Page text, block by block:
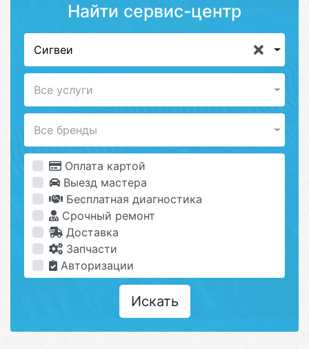
Найти сервис-центр
Сигвеи
Все услуги
Все бренды
Оплата картой
Выезд мастера
Бесплатная диагностика
Срочный ремонт
Доставка
Запчасти
Авторизации
Искать